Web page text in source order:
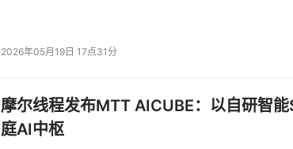
2026年05月19日 17点31分
摩尔线程发布MTT AICUBE：以自研智
庭AI中枢